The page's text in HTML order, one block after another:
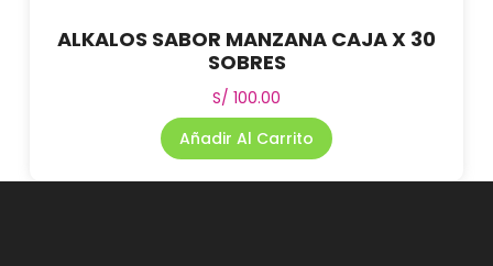
ALKALOS SABOR MANZANA CAJA X 30
SOBRES
S/ 100.00
Añadir Al Carrito